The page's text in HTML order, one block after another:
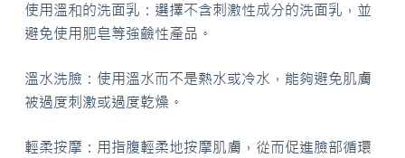
使用溫和的洗面乳：選擇不含刺激性成分的洗面乳，並
避免使用肥皂等強鹼性產品。
溫水洗臉：使用溫水而不是熱水或冷水，能夠避免肌膚
被過度刺激或過度乾燥。
輕柔按摩：用指腹輕柔地按摩肌膚，從而促進臉部循環